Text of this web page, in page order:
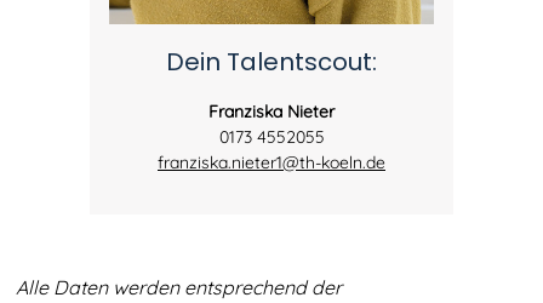
Dein Talentscout:
Franziska Nieter
0173 4552055
franziska.nieter1@th-koeln.de
Alle Daten werden entsprechend der